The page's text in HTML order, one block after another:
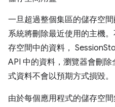
一旦超過整個集區的儲存空
系統將刪除最近使用的主機
存空間中的資料，
API 中的資料，瀏覽器會刪
式資料不會以預期方式損毀。
由於每個應用程式的儲存空